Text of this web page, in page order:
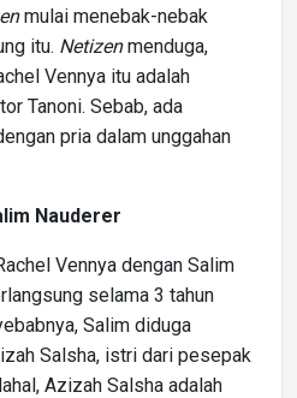
mulai menebak-nebak
itu. Netizenmenduga,
Vennya itu adalah
Tanoni. Sebab, ada
pria dalam unggahan
Nauderer
Vennya dengan Salim
selama 3 tahun
Salim diduga
Salsha, istri dari pesepak
Azizah Salsha adalah